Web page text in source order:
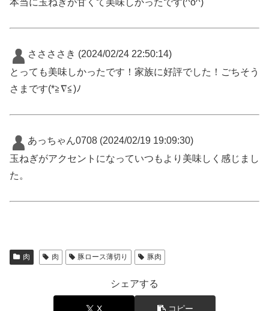
本当に玉ねぎが甘くて美味しかったです(^o^)
ささささき (2024/02/24 22:50:14)
とっても美味しかったです！家族に好評でした！ごちそう
さまです(*≧∇≦)ﾉ
あっちゃん0708 (2024/02/19 19:09:30)
玉ねぎがアクセントになっていつもより美味しく感じまし
た。
肉 肉 豚ロース薄切り 豚肉
シェアする
X コピー